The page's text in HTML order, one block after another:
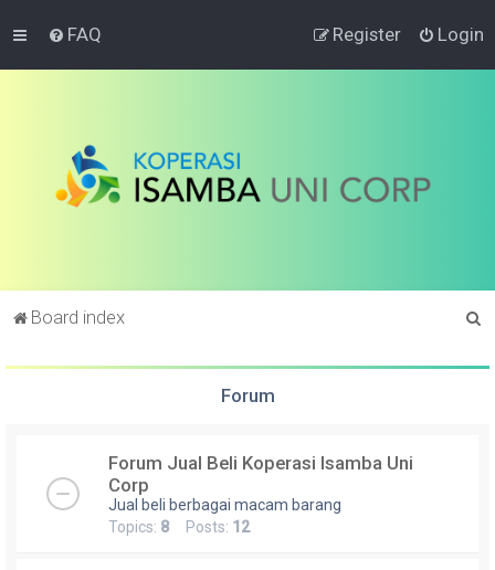
FAQ Login
Register
Board index
Forum
Forum Jual Beli Koperasi Isamba Uni
Corp
Jual beli berbagai macam barang
Topics: 8 Posts: 12